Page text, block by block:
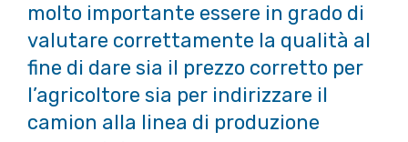
molto importante essere in grado di
valutare correttamente la qualità al
fine di dare sia il prezzo corretto per
l’agricoltore sia per indirizzare il
camion alla linea di produzione